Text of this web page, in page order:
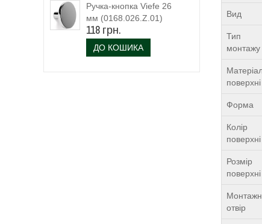
Ручка-кнопка Viefe 26
мм (0168.026.Z.01)
118 грн.
ДО КОШИКА
Вид
Тип
монтажу
поверхні
Форма
Колір
поверхні
Розмір
поверхні
отвір